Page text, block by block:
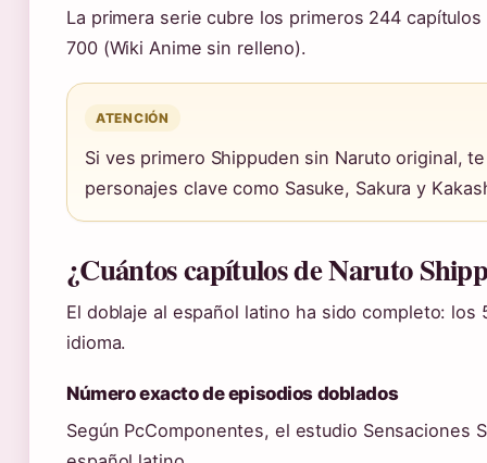
La primera serie cubre los primeros 244
700 (Wiki Anime sin relleno).
ATENCIÓN
Si ves primero Shippuden sin Naruto original,
personajes clave como Sasuke, Sakura y
¿Cuántos capítulos de Naruto
El doblaje al español latino ha sido completo:
idioma.
Número exacto de episodios doblados
Según PcComponentes, el estudio Sensaciones